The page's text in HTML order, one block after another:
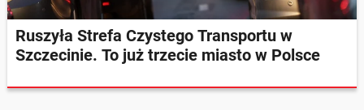
Ruszyła Strefa Czystego Transportu w
Szczecinie. To już trzecie miasto w Polsce